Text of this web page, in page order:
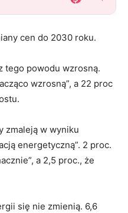
cen do 2030 roku.
tego powodu wzrosną.
wzrosną”, a 22 proc
zmaleją w wyniku
energetyczną”. 2 proc.
a 2,5 proc., że
się nie zmienią. 6,6